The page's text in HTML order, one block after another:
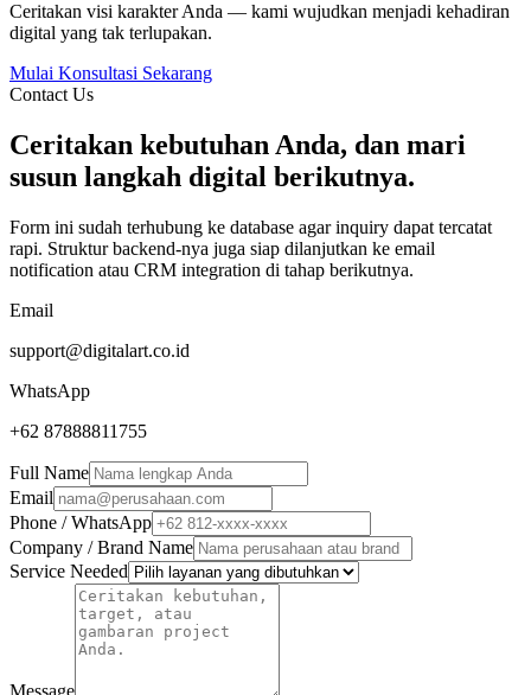
Ceritakan visi karakter Anda — kami wujudkan menjadi kehadiran
digital yang tak terlupakan.
Mulai Konsultasi Sekarang
Contact Us
Ceritakan kebutuhan Anda, dan mari
susun langkah digital berikutnya.
Form ini sudah terhubung ke database agar inquiry dapat tercatat
rapi. Struktur backend-nya juga siap dilanjutkan ke email
notification atau CRM integration di tahap berikutnya.
Email
support@digitalart.co.id
WhatsApp
+62 87888811755
Full Name
Email
Phone / WhatsApp
Company / Brand Name
Service Needed
Message